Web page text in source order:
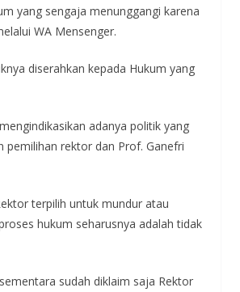
yang sengaja menunggangi karena
WA Mensenger.
diserahkan kepada Hukum yang
adanya politik yang
pemilihan rektor dan Prof. Ganefri
terpilih untuk mundur atau
hukum seharusnya adalah tidak
sudah diklaim saja Rektor